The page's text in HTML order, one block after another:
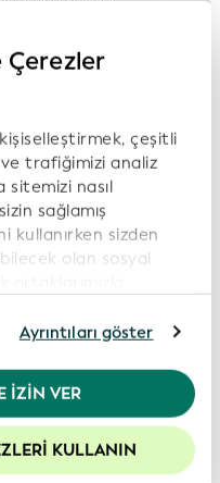
çeşitli
trafiğimizi analiz
sitemizi nasıl
sağlamış
kullanırken sizden
olan sosyal
rıza
için
Ayrıntıları göster
İZIN VER
KULLANIN